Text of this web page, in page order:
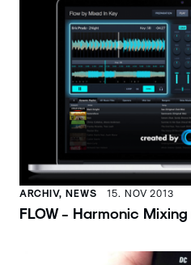
ARCHIV, NEWS 15. NOV 2013
FLOW - Harmonic